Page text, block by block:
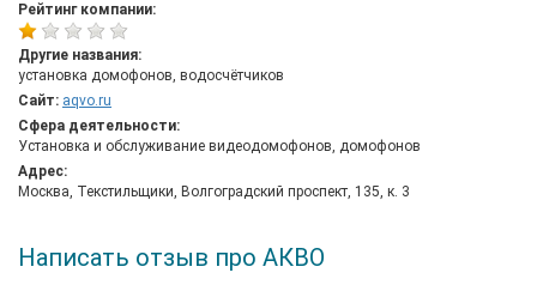
Рейтинг компании:
Другие названия:
установка домофонов, водосчётчиков
Сайт: aqvo.ru
Сфера деятельности:
Установка и обслуживание видеодомофонов, домофонов
Адрес:
Москва, Текстильщики, Волгоградский проспект, 135, к. 3
Написать отзыв про АКВО